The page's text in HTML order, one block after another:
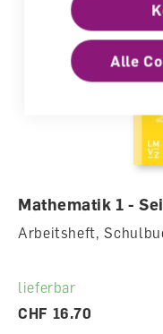
Mathematik 1 -
Arbeitsheft,
lieferbar
CHF 16.70
Alle